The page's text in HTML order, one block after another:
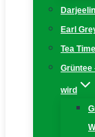
Earl
Tea
Grüntee
wird